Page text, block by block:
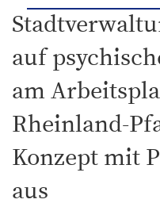
auf
am
Rheinland-
Konzept mit
aus